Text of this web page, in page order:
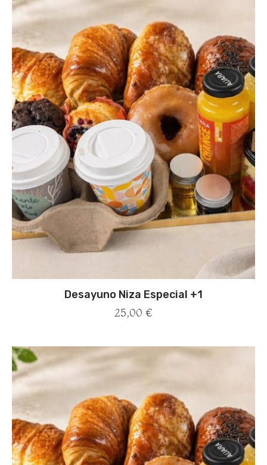
Desayuno Niza Especial +1
25,00 €